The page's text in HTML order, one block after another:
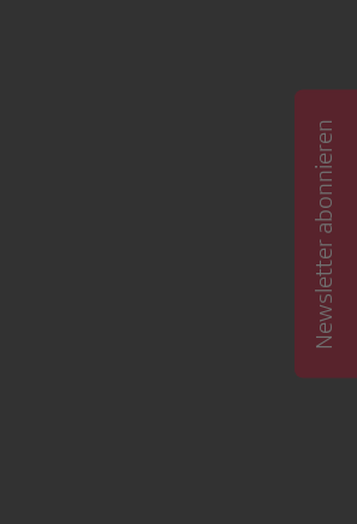
Newsletter abonnieren